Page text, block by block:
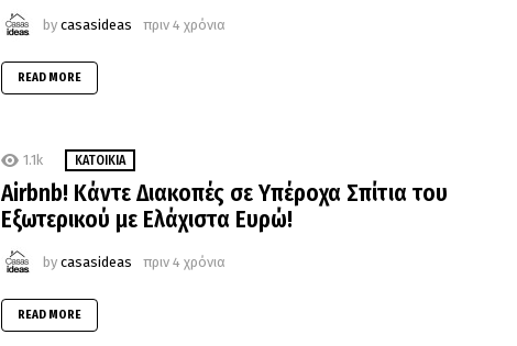
by casasideas πριν 4 χρόνια
READ MORE
1.1k ΚΑΤΟΙΚΊΑ
Airbnb! Κάντε Διακοπές σε Υπέροχα Σπίτια του
Εξωτερικού με Ελάχιστα Ευρώ!
by casasideas πριν 4 χρόνια
READ MORE